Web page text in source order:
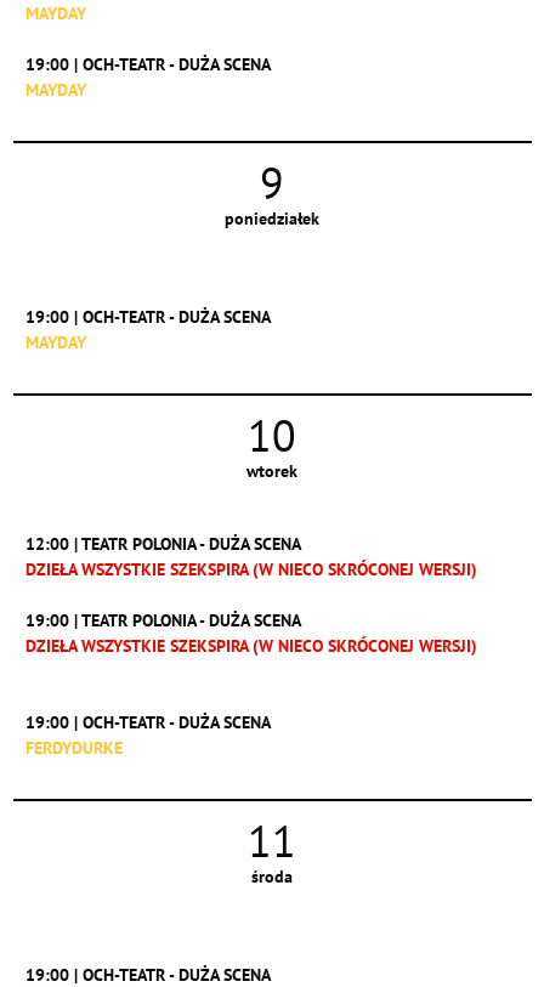
MAYDAY
19:00 | OCH-TEATR - DUŻA SCENA
MAYDAY
9
poniedziałek
19:00 | OCH-TEATR - DUŻA SCENA
MAYDAY
10
wtorek
12:00 | TEATR POLONIA - DUŻA SCENA
DZIEŁA WSZYSTKIE SZEKSPIRA (W NIECO SKRÓCONEJ WERSJI)
19:00 | TEATR POLONIA - DUŻA SCENA
DZIEŁA WSZYSTKIE SZEKSPIRA (W NIECO SKRÓCONEJ WERSJI)
19:00 | OCH-TEATR - DUŻA SCENA
FERDYDURKE
11
środa
19:00 | OCH-TEATR - DUŻA SCENA